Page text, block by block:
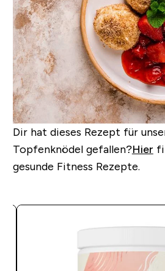
Dir hat dieses Rezept für
Topfenknödel gefallen?Hier
gesunde Fitness Rezepte.